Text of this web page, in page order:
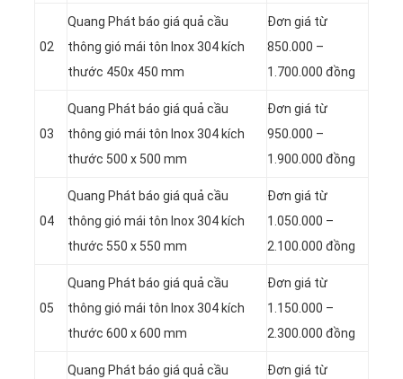
02
Quang Phát báo giá quả cầu
thông gió mái tôn Inox 304 kích
thước 450x 450 mm
Đơn giá từ
850.000 –
1.700.000 đồng
03
Quang Phát báo giá quả cầu
thông gió mái tôn Inox 304 kích
thước 500 x 500 mm
Đơn giá từ
950.000 –
1.900.000 đồng
04
Quang Phát báo giá quả cầu
thông gió mái tôn Inox 304 kích
thước 550 x 550 mm
Đơn giá từ
1.050.000 –
2.100.000 đồng
05
Quang Phát báo giá quả cầu
thông gió mái tôn Inox 304 kích
thước 600 x 600 mm
Đơn giá từ
1.150.000 –
2.300.000 đồng
Quang Phát báo giá quả cầu
Đơn giá từ